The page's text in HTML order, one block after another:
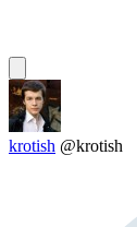
krotish @krotish